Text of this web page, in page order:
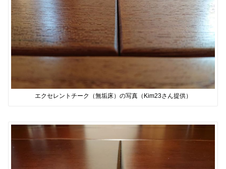
エクセレントチーク（無垢床）の写真（Kim23さん提供）